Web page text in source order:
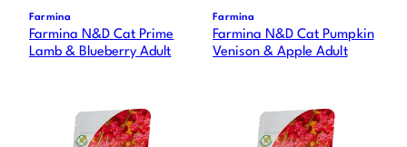
Farmina
Farmina N&D Cat Prime
Lamb & Blueberry Adult
Farmina
Farmina N&D Cat Pumpkin
Venison & Apple Adult